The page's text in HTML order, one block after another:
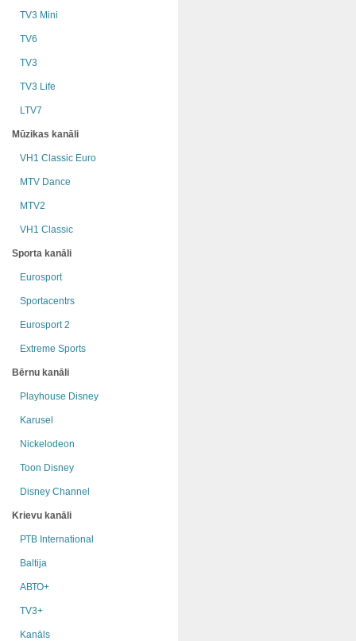
TV3 Mini
TV6
TV3
TV3 Life
LTV7
Mūzikas kanāli
VH1 Classic Euro
MTV Dance
MTV2
VH1 Classic
Sporta kanāli
Eurosport
Sportacentrs
Eurosport 2
Extreme Sports
Bērnu kanāli
Playhouse Disney
Karusel
Nickelodeon
Toon Disney
Disney Channel
Krievu kanāli
РТB International
Baltija
АВТО+
TV3+
Kanāls